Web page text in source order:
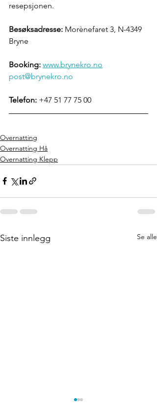
resepsjonen.
Besøksadresse: Morènefaret 3, N-4349
Bryne
Booking: www.brynekro.no
post@brynekro.no
Telefon: +47 51 77 75 00
Overnatting
Overnatting Hå
Overnatting Klepp
Siste innlegg Se alle